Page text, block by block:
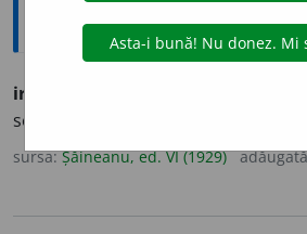
Explicative DEX
ironie
se zice contrarul de ceea ce vrea să
sursa:Șăineanu, ed. VI (1929)